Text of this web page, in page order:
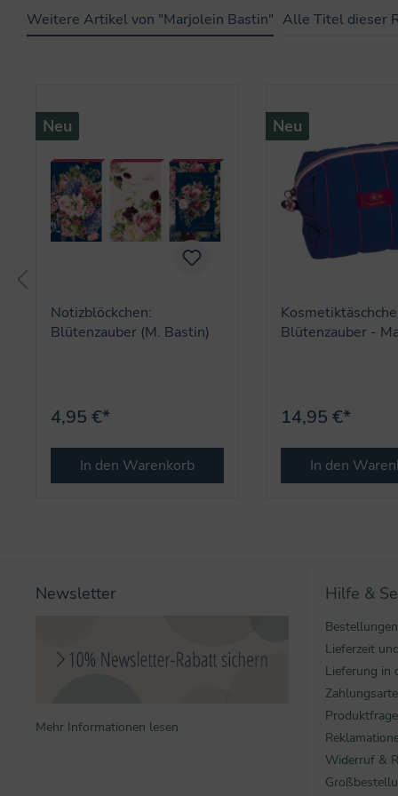
Weitere Artikel von "Marjolein Bastin" Alle Titel dieser
Neu
Notizblöckchen:
Blütenzauber (M. Bastin)
4,95 €*
In den Warenkorb
Neu
Blütenzauber -
14,95 €*
In den
Newsletter
Mehr Informationen lesen
Hilfe &
Bestellungen
Lieferzeit
Lieferung in
Widerruf &